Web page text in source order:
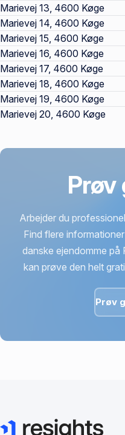
Marievej 13, 4600 Køge
Marievej 14, 4600 Køge
Marievej 15, 4600 Køge
Marievej 16, 4600 Køge
Marievej 17, 4600 Køge
Marievej 18, 4600 Køge
Marievej 19, 4600 Køge
Marievej 20, 4600 Køge
Prøv
Arbejder du
Find flere
danske ejendomme på
kan prøve den helt
Prøv